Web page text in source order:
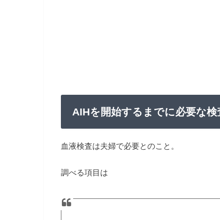
AIHを開始するまでに必要な検
血液検査は夫婦で必要とのこと。
調べる項目は